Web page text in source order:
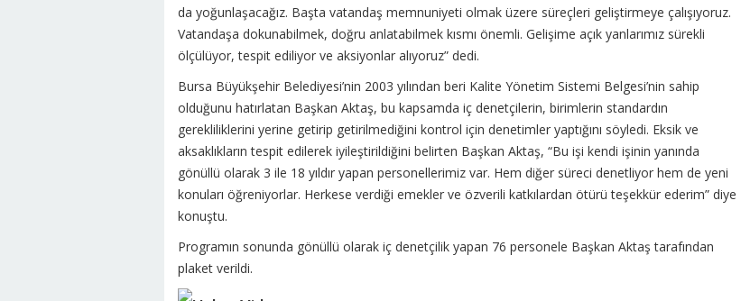
da yoğunlaşacağız. Başta vatandaş memnuniyeti olmak üzere süreçleri geliştirmeye çalışıyoruz.
Vatandaşa dokunabilmek, doğru anlatabilmek kısmı önemli. Gelişime açık yanlarımız sürekli
ölçülüyor, tespit ediliyor ve aksiyonlar alıyoruz” dedi.
Bursa Büyükşehir Belediyesi’nin 2003 yılından beri Kalite Yönetim Sistemi Belgesi’nin sahip
olduğunu hatırlatan Başkan Aktaş, bu kapsamda iç denetçilerin, birimlerin standardın
gerekliliklerini yerine getirip getirilmediğini kontrol için denetimler yaptığını söyledi. Eksik ve
aksaklıkların tespit edilerek iyileştirildiğini belirten Başkan Aktaş, “Bu işi kendi işinin yanında
gönüllü olarak 3 ile 18 yıldır yapan personellerimiz var. Hem diğer süreci denetliyor hem de yeni
konuları öğreniyorlar. Herkese verdiği emekler ve özverili katkılardan ötürü teşekkür ederim” diye
konuştu.
Programın sonunda gönüllü olarak iç denetçilik yapan 76 personele Başkan Aktaş tarafından
plaket verildi.